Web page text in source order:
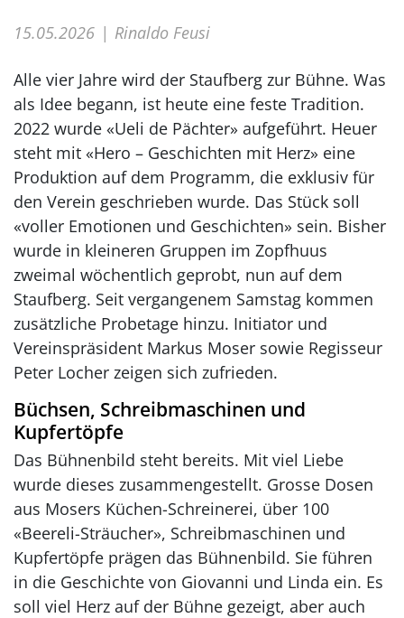
15.05.2026 Rinaldo Feusi
Alle vier Jahre wird der Staufberg zur Bühne. Was
als Idee begann, ist heute eine feste Tradition.
2022 wurde «Ueli de Pächter» aufgeführt. Heuer
steht mit «Hero – Geschichten mit Herz» eine
Produktion auf dem Programm, die exklusiv für
den Verein geschrieben wurde. Das Stück soll
«voller Emotionen und Geschichten» sein. Bisher
wurde in kleineren Gruppen im Zopfhuus
zweimal wöchentlich geprobt, nun auf dem
Staufberg. Seit vergangenem Samstag kommen
zusätzliche Probetage hinzu. Initiator und
Vereinspräsident Markus Moser sowie Regisseur
Peter Locher zeigen sich zufrieden.
Büchsen, Schreibmaschinen und
Kupfertöpfe
Das Bühnenbild steht bereits. Mit viel Liebe
wurde dieses zusammengestellt. Grosse Dosen
aus Mosers Küchen-Schreinerei, über 100
«Beereli-Sträucher», Schreibmaschinen und
Kupfertöpfe prägen das Bühnenbild. Sie führen
in die Geschichte von Giovanni und Linda ein. Es
soll viel Herz auf der Bühne gezeigt, aber auch